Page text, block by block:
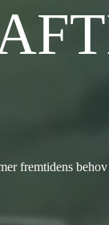
fremtidens